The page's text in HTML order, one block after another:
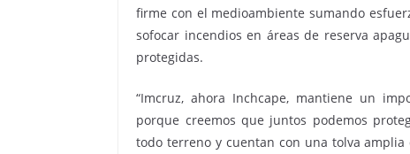
firme con el medioambiente sumando
sofocar incendios en áreas de reserva
protegidas.
“Imcruz, ahora Inchcape, mantiene un
porque creemos que juntos podemos
todo terreno y cuentan con una tolva